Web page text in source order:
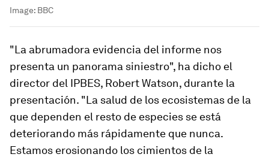
Image: BBC
"La abrumadora evidencia del informe nos
presenta un panorama siniestro", ha dicho el
director del IPBES, Robert Watson, durante la
presentación. "La salud de los ecosistemas de la
que dependen el resto de especies se está
deteriorando más rápidamente que nunca.
Estamos erosionando los cimientos de la